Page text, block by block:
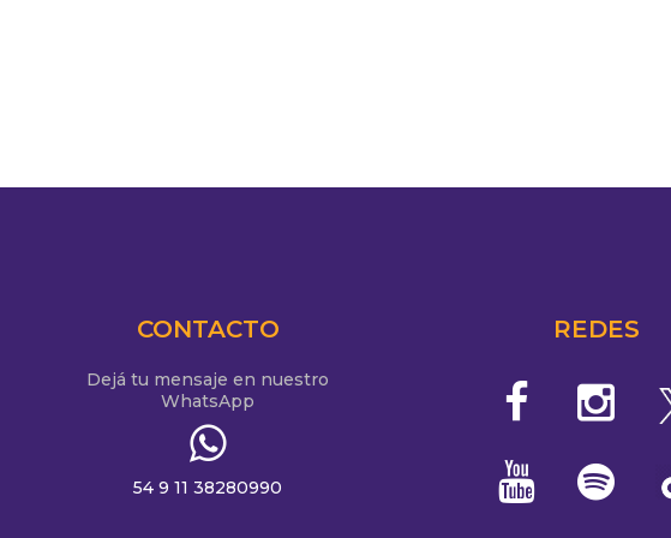
CONTACTO
Dejá tu mensaje en nuestro
WhatsApp
54 9 11 38280990
REDES